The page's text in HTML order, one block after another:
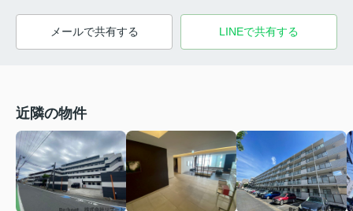
メールで共有する LINEで共有する
近隣の物件